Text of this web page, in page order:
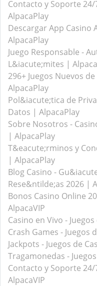
Contacto y Soporte
AlpacaPlay
Descargar App Casino
AlpacaPlay
Juego Responsable -
L&iacute;mites |
296+ Juegos Nuevos
AlpacaPlay
Pol&iacute;tica de
Datos | AlpacaPlay
Sobre Nosotros -
| AlpacaPlay
T&eacute;rminos y
| AlpacaPlay
Blog Casino -
Rese&ntilde;as 2026 |
Bonos Casino Online
AlpacaVIP
Casino en Vivo -
Crash Games - Juegos
Jackpots - Juegos de
Tragamonedas -
Contacto y Soporte
AlpacaVIP